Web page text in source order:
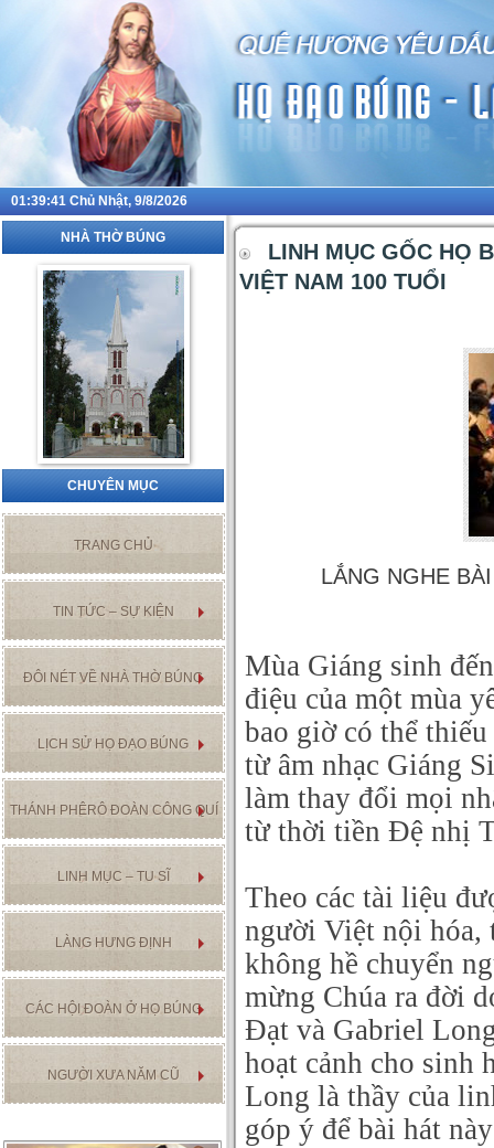
01:39:42 Chủ Nhật, 9/8/2026
LINH MỤC GỐC HỌ
VIỆT NAM 100 TUỔI
LẮNG NGHE
Mùa Giáng sinh
điệu của một mùa
bao giờ có thể
từ âm nhạc Giáng
làm thay đổi mọi
từ thời tiền Đệ nhị
Theo các tài liệu
người Việt nội hóa,
không hề chuyển
mừng Chúa ra đời
Đạt và Gabriel
hoạt cảnh cho sinh
Long là thầy của
góp ý để bài hát
NHÀ THỜ BÚNG
CHUYÊN MỤC
TRANG CHỦ
TIN TỨC – SỰ KIỆN
ĐÔI NÉT VỀ NHÀ THỜ BÚNG
LỊCH SỬ HỌ ĐẠO BÚNG
THÁNH PHÊRÔ ĐOÀN CÔNG QUÍ
LINH MỤC – TU SĨ
LÀNG HƯNG ĐỊNH
CÁC HỘI ĐOÀN Ở HỌ BÚNG
NGƯỜI XƯA NĂM CŨ